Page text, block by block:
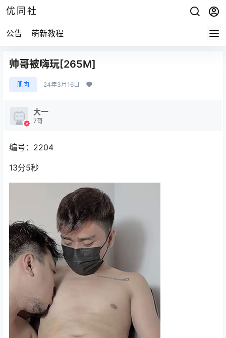
优同社
公告 萌新教程
帅哥被嗨玩[265M]
肌肉 24年3月16日
大一
7哥
编号：2204
13分5秒